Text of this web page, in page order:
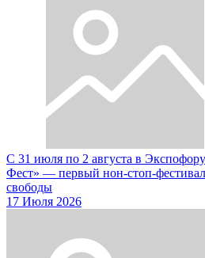
С 31 июля по 2 августа в
Фест» — первый нон-стоп-
свободы
17 Июля 2026